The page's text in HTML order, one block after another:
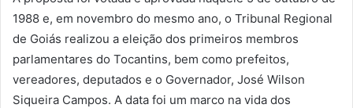
1988 e, em novembro do mesmo ano, o Tribunal Regional
de Goiás realizou a eleição dos primeiros membros
parlamentares do Tocantins, bem como prefeitos,
vereadores, deputados e o Governador, José Wilson
Siqueira Campos. A data foi um marco na vida dos